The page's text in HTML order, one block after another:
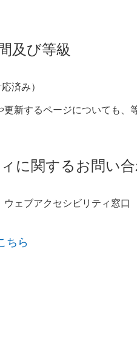
及び等級
済み）
新するページについても、
に関するお問い
ェブアクセシビリティ窓口
ちら